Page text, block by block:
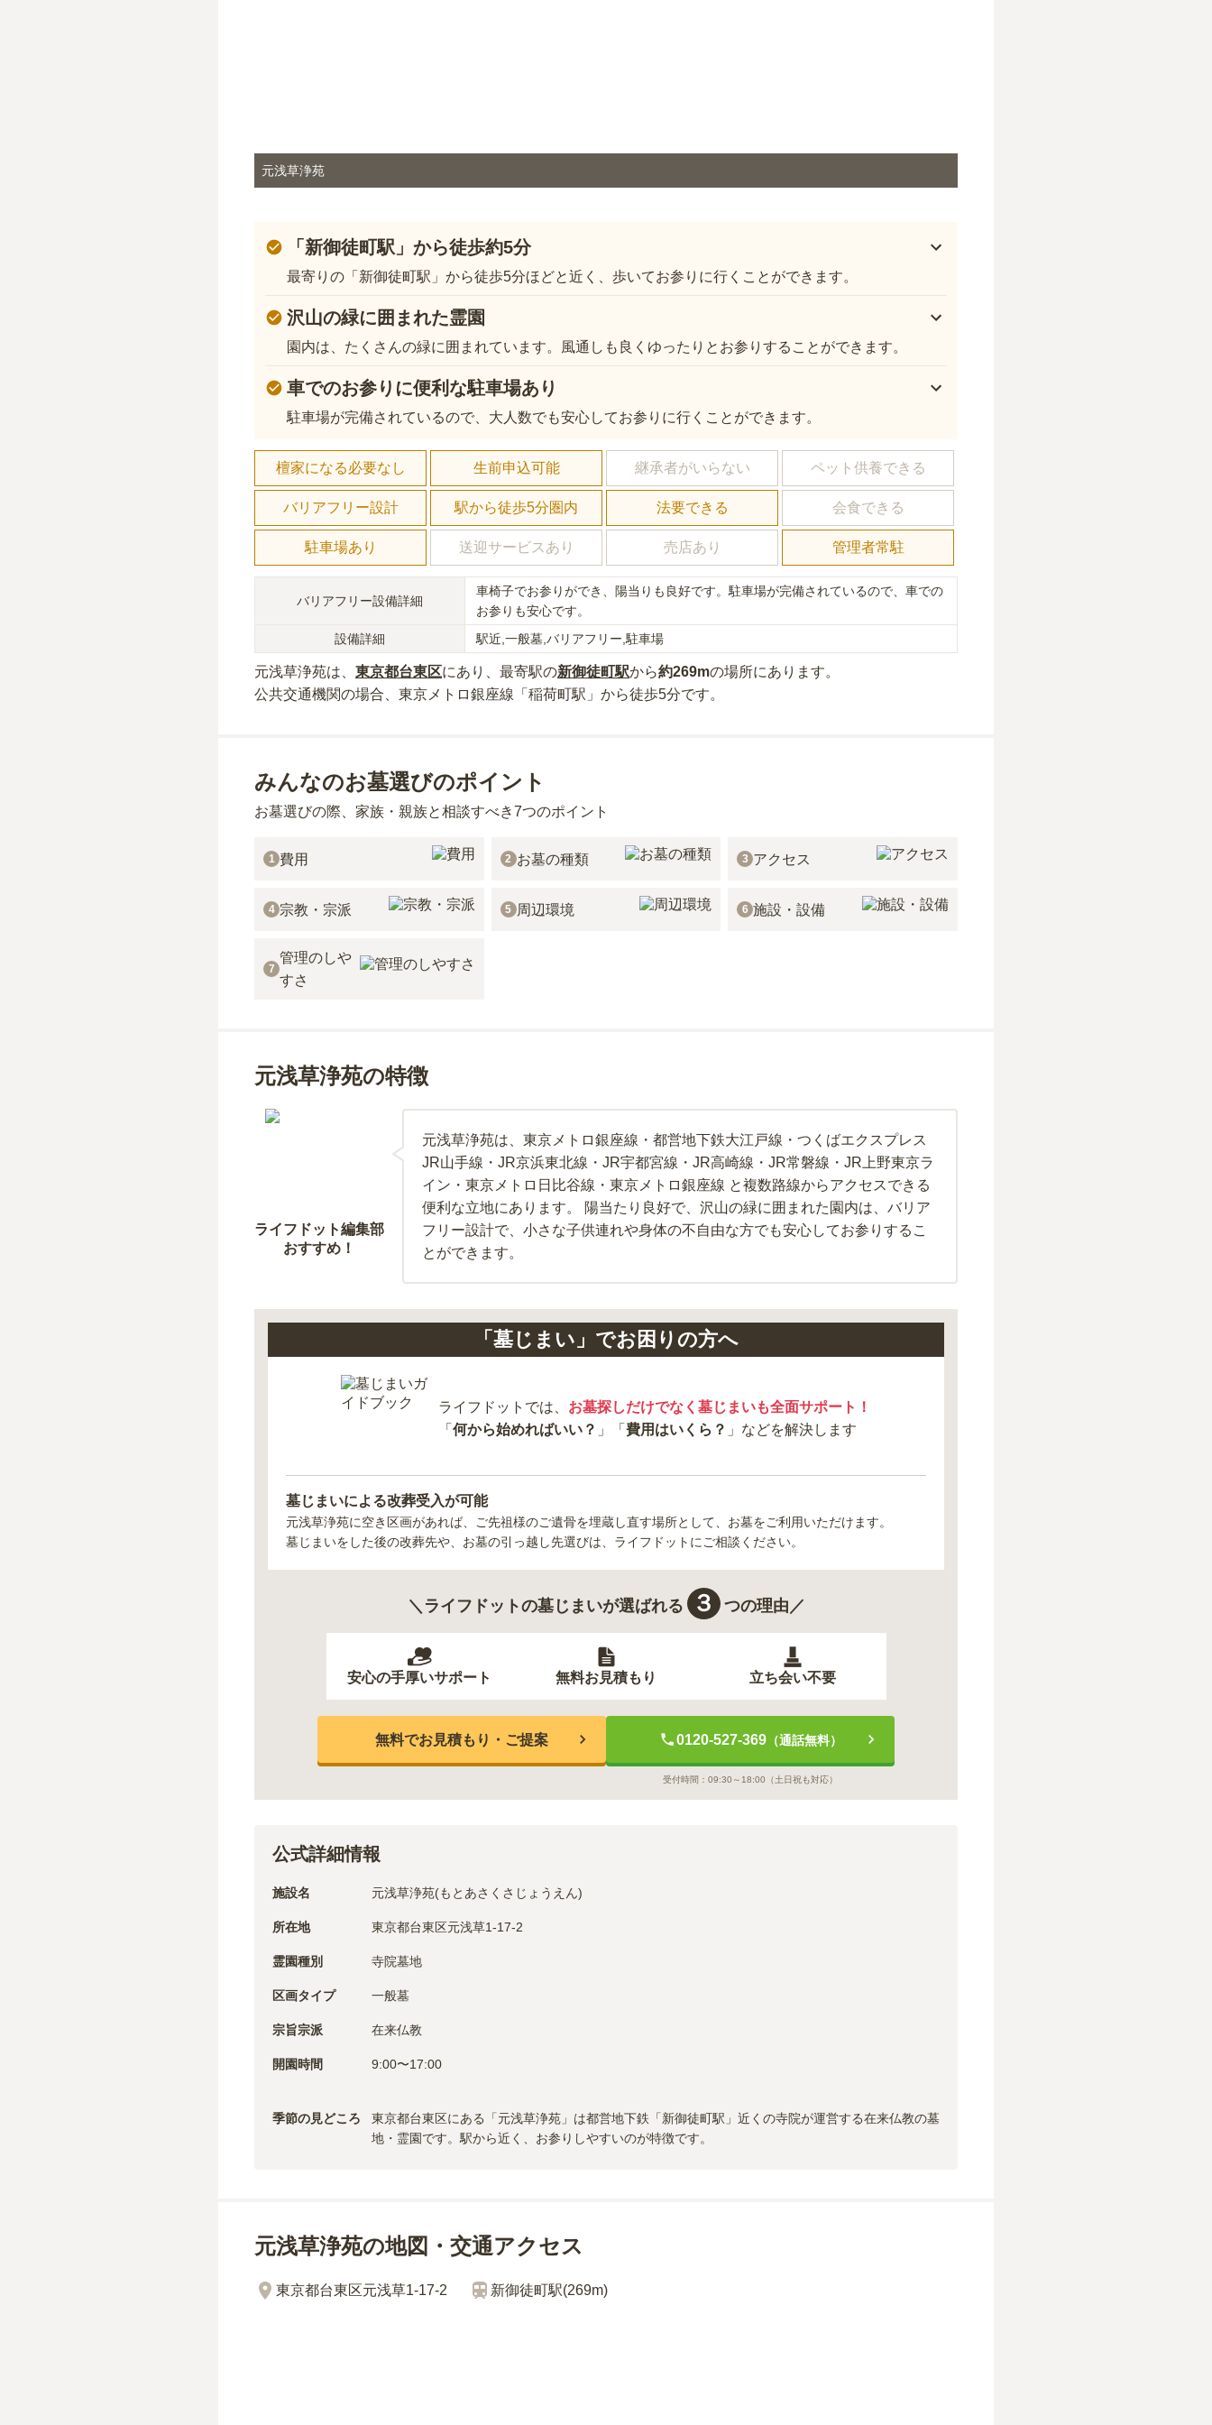
元浅草浄苑
「新御徒町駅」から徒歩約5分
最寄りの「新御徒町駅」から徒歩5分ほどと近く、歩いてお参りに行くことができます。
沢山の緑に囲まれた霊園
園内は、たくさんの緑に囲まれています。風通しも良くゆったりとお参りすることができます。
車でのお参りに便利な駐車場あり
駐車場が完備されているので、大人数でも安心してお参りに行くことができます。
檀家になる必要なし 生前申込可能 継承者がいらない ペット供養できる
バリアフリー設計 駅から徒歩5分圏内 法要できる 会食できる
駐車場あり 送迎サービスあり 売店あり 管理者常駐
バリアフリー設備詳細
車椅子でお参りができ、陽当りも良好です。駐車場が完備されているので、車での
お参りも安心です。
設備詳細
駅近,一般墓,バリアフリー,駐車場
元浅草浄苑は、 東京都台東区にあり 、最寄駅の新御徒町駅から約269mの場所にあり ます。
公共交通機関の場合 、東京メトロ銀座線「稲荷町駅」から徒歩5分です。
みんなのお墓選びのポイント
お墓選びの際、家族・親族と相談すべき7つのポイント
1 費用 2 お墓の種類 3 アクセス
4 宗教・宗派 5 周辺環境 6 施設・設備
7
管理のしや
すさ
元浅草浄苑の特徴
ライフドット編集部
おすすめ！
元浅草浄苑は、東京メトロ銀座線・都営地下鉄大江戸線・つくばエクスプレス
JR山手線・JR京浜東北線・JR宇都宮線・JR高崎線・JR常磐線・JR上野東京ラ
イン・東京メトロ日比谷線・東京メトロ銀座線 と複数路線からアクセスできる
便利な立地にあります。 陽当たり良好で、沢山の緑に囲まれた園内は、バリア
フリー設計で、小さな子供連れや身体の不自由な方でも安心してお参りするこ
とができます。
「墓じまい」でお困りの方へ
ライフドットでは、 お墓探しだけでなく墓じまいも全面サポート！
「 何から始めればいい？ 」「 費用はいくら？ 」などを解決します
墓じまいによる改葬受入が可能
元浅草浄苑に空き区画があれば、ご先祖様のご遺骨を埋蔵し直す場所として、お墓をご利用いただけます。
墓じまいをした後の改葬先や、お墓の引っ越し先選びは、ライフドットにご相談ください。
＼ライフドットの墓じまいが選ばれる ３ つの理由／
安心の手厚いサポート 無料お見積もり 立ち会い不要
無料でお見積もり・ご提案 0120-527-369（通話無料）
受付時間： 09:30～18:00 （土日祝も対応）
公式詳細情報
施設名 元浅草浄苑(もとあさくさじょうえん)
所在地 東京都台東区元浅草1-17-2
霊園種別 寺院墓地
区画タイプ 一般墓
宗旨宗派 在来仏教
開園時間 9:00〜17:00
季節の見どころ
東京都台東区にある「元浅草浄苑」は都営地下鉄「新御徒町駅」近くの寺院が運営する在来仏教の墓
地・霊園です。駅から近く、お参りしやすいのが特徴です。
元浅草浄苑の地図・交通アクセス
東京都台東区元浅草1-17-2 新御徒町駅(269m)